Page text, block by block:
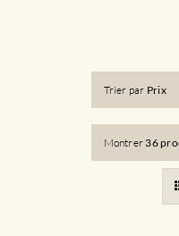
Trier par Prix
Montrer 36